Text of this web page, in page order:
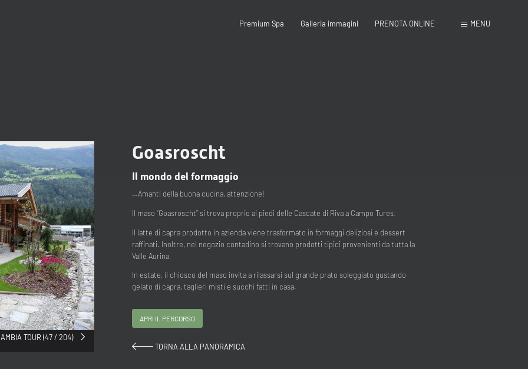
Premium Spa Galleria immagini PRENOTA ONLINE MENU
Goasroscht
Il mondo del formaggio
…Amanti della buona cucina, attenzione!
Il maso “Goasroscht” si trova proprio ai piedi delle Cascate di Riva a Campo Tures.
Il latte di capra prodotto in azienda viene trasformato in formaggi deliziosi e dessert
raffinati. Inoltre, nel negozio contadino si trovano prodotti tipici provenienti da tutta la
Valle Aurina.
In estate, il chiosco del maso invita a rilassarsi sul grande prato soleggiato gustando
gelato di capra, taglieri misti e succhi fatti in casa.
APRI IL PERCORSO
TORNA ALLA PANORAMICA
TOUR (47 / 204)